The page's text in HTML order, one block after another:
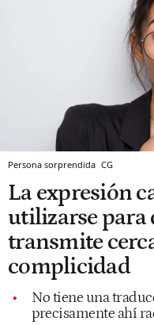
Persona sorprendida CG
La expresión
utilizarse para
transmite
complicidad
No tiene una
precisamente ahí